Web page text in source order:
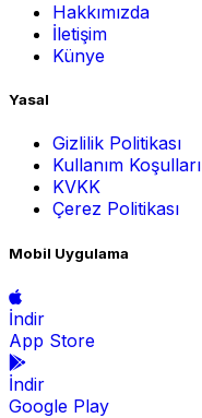
Hakkımızda
İletişim
Künye
Yasal
Gizlilik Politikası
Kullanım Koşulları
KVKK
Çerez Politikası
Mobil Uygulama
İndir
App Store
İndir
Google Play